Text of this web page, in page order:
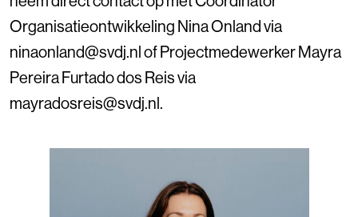
Organisatieontwikkeling Nina Onland via
ninaonland@svdj.nl of Projectmedewerker Mayra
Pereira Furtado dos Reis via
mayradosreis@svdj.nl.